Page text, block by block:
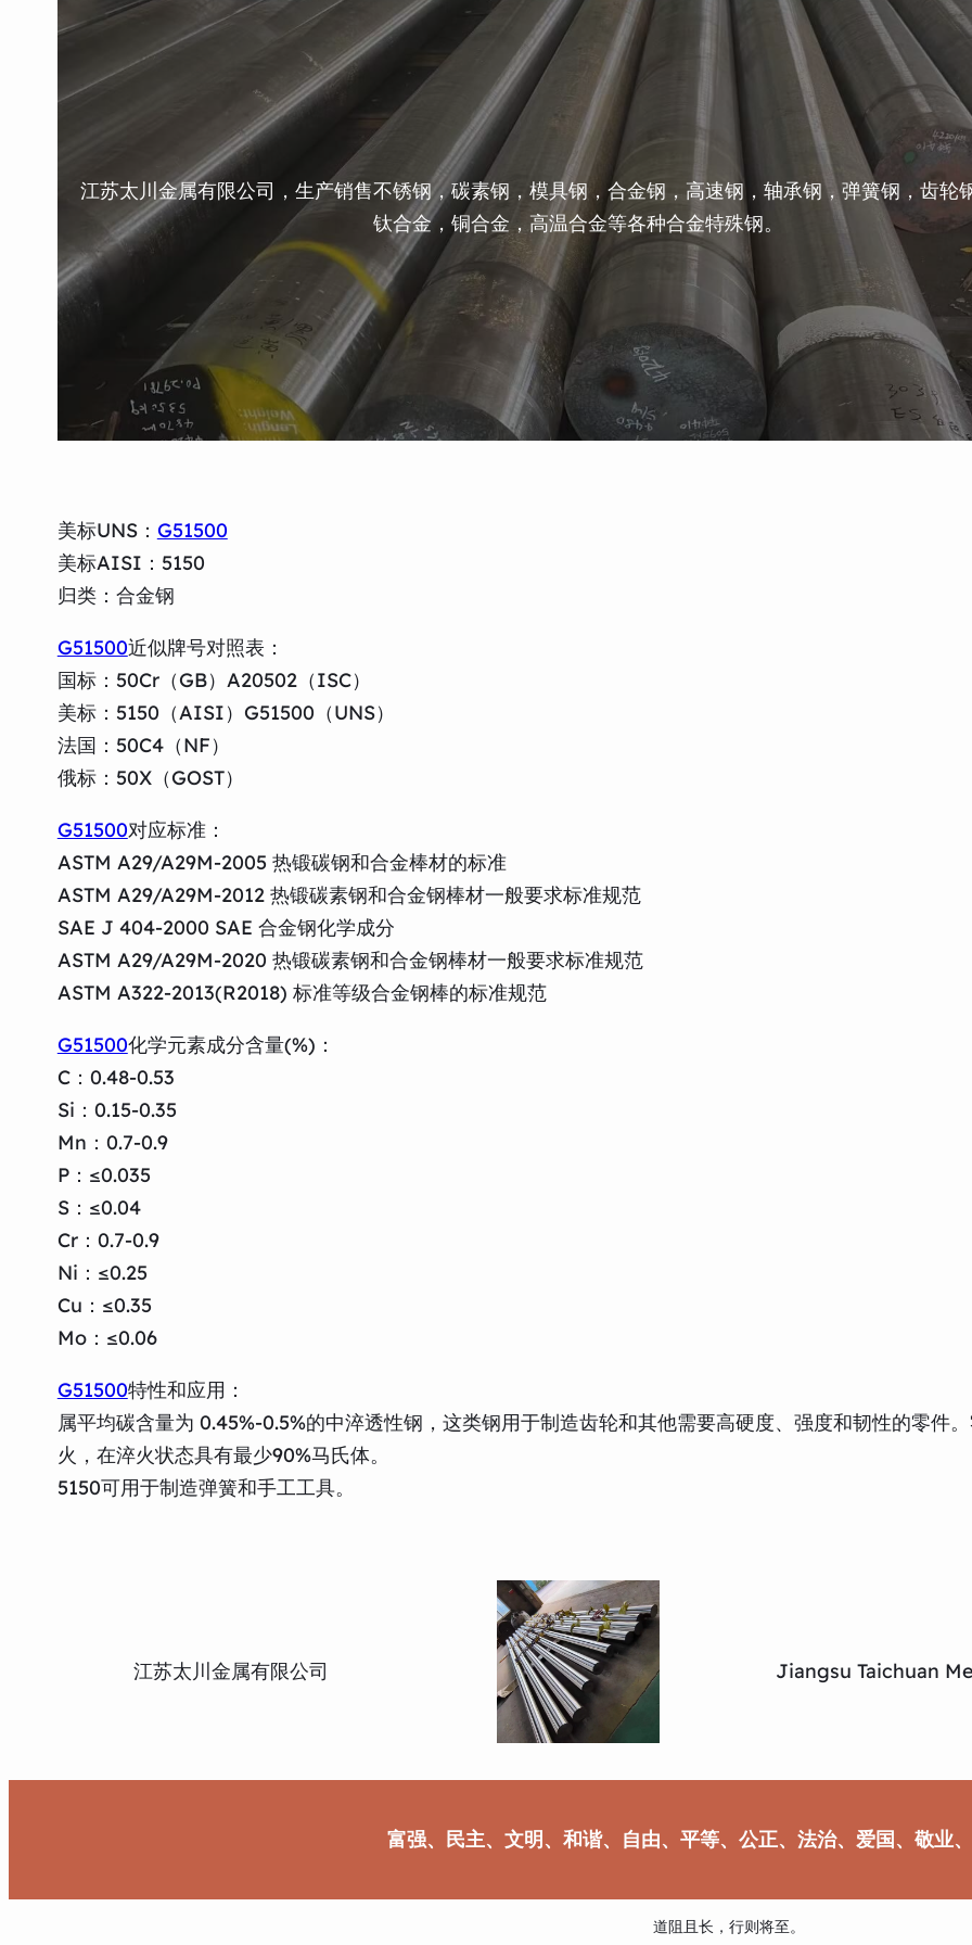
江苏太川金属有限公司，生产销售不锈钢，碳素钢，模具钢，合金钢，高速钢，轴承钢，弹簧钢，齿轮
钛合金，铜合金，高温合金等各种合金特殊钢。
美标UNS： G51500
美标AISI：5150
归类：合金钢
G51500近似牌号对照表：
国标：50Cr（GB）A20502（ISC）
美标：5150（AISI）G51500（UNS）
法国：50C4（NF）
俄标：50X（GOST）
G51500对应标准：
ASTM A29/A29M-2005 热锻碳钢和合金棒材的标准
ASTM A29/A29M-2012 热锻碳素钢和合金钢棒材一般要求标准规范
SAE J 404-2000 SAE 合金钢化学成分
ASTM A29/A29M-2020 热锻碳素钢和合金钢棒材一般要求标准规范
ASTM A322-2013(R2018) 标准等级合金钢棒的标准规范
G51500化学元素成分含量(%)：
C：0.48-0.53
Si：0.15-0.35
Mn：0.7-0.9
P：≤0.035
S：≤0.04
Cr：0.7-0.9
Ni：≤0.25
Cu：≤0.35
Mo：≤0.06
G51500特性和应用：
属平均碳含量为 0.45%-0.5%的中淬透性钢，这类钢用于制造齿轮和其他需要高硬度、强度和韧性的零件
火，在淬火状态具有最少90%马氏体。
5150可用于制造弹簧和手工工具。
江苏太川金属有限公司 Jiangsu Taichuan
富强、民主、文明、和谐、自由、平等、公正、法治、爱国、敬业
道阻且长，行则将至。